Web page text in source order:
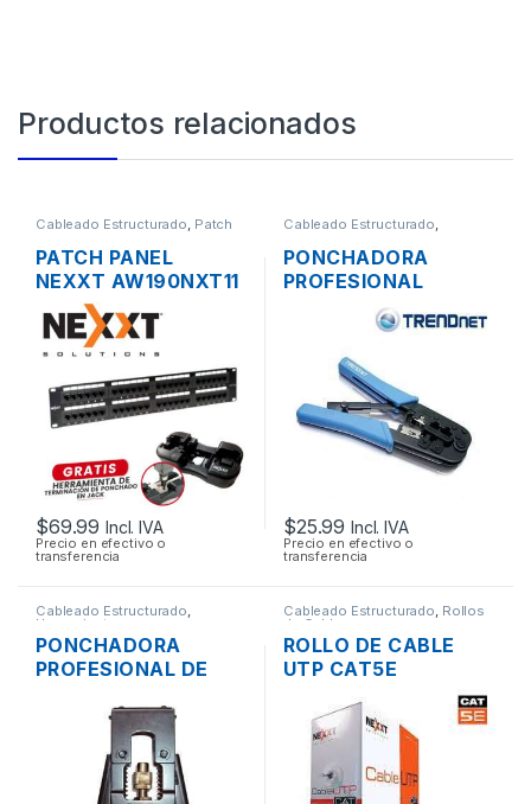
Productos relacionados
Cableado Estructurado Patch
PATCH PANEL
NEXXT AW190NXT11
CAT5E DE 48
PUERTOS PARA
RACK DE 19″
$69.99 Incl. IVA
Precio en efectivo o
transferencia
Cableado Estructurado
PONCHADORA
PROFESIONAL
TRENDNET 3 EN 1
CORTA Y PELA RJ45
RJ12 RJ11
$25.99 Incl. IVA
Precio en efectivo o
transferencia
Cableado Estructurado,
Herramientas
PONCHADORA
PROFESIONAL DE
AJUSTABLE RG6
RG58 RG59
Cableado Estructurado, Rollos
de Cable
ROLLO DE CABLE
UTP CAT5E
NEXXT 305M CMX